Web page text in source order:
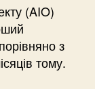
(AIO)
з
тому.